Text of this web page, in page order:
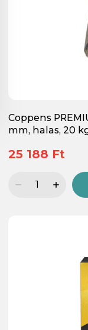
Coppens
mm, halas, 20
25 188 Ft